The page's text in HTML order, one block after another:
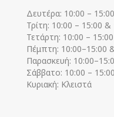
Δευτέρα: 10:00 – 15:00
Τρίτη: 10:00 – 15:00
Τετάρτη: 10:00 – 15:00
Πέμπτη: 10:00–15:00
Παρασκευή:
Σάββατο: 10:00 – 15:00
Κυριακή: Κλειστά